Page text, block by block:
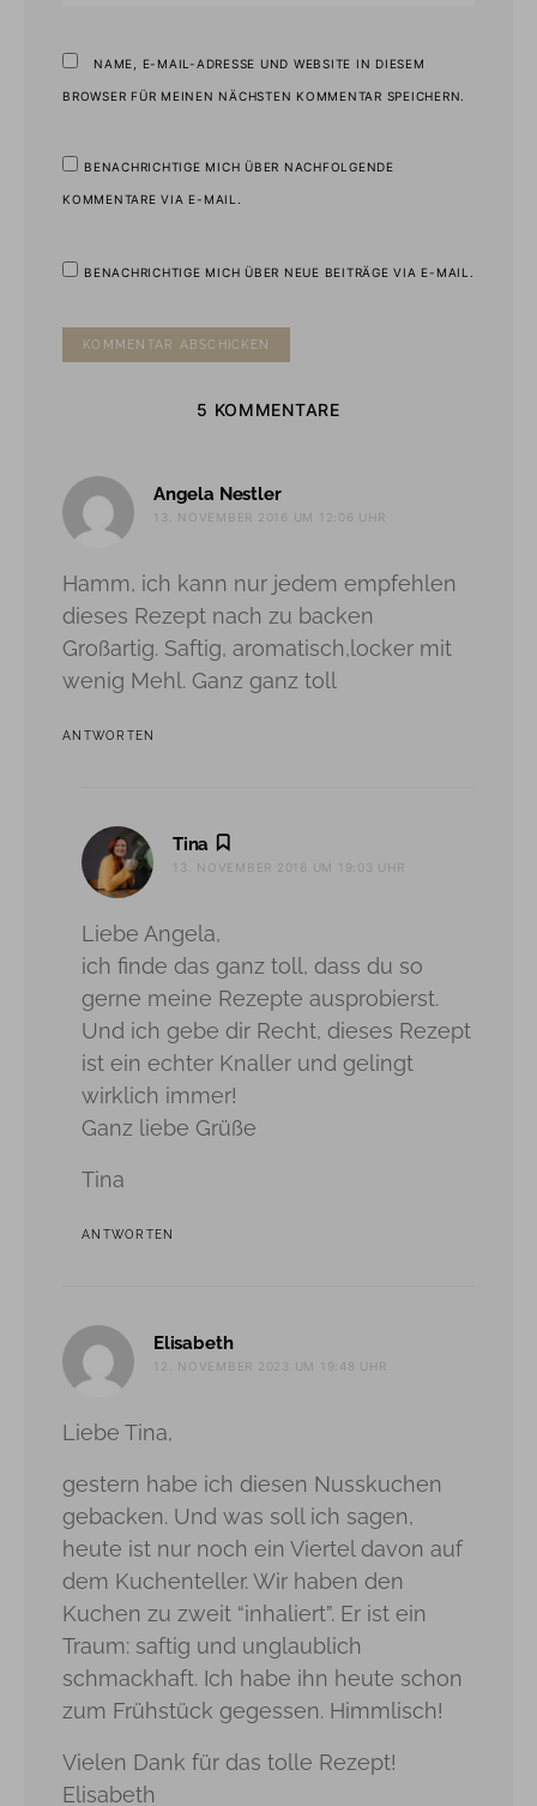
NAME, E-MAIL-ADRESSE UND WEBSITE IN DIESEM
BROWSER FÜR MEINEN NÄCHSTEN KOMMENTAR SPEICHERN.
BENACHRICHTIGE MICH ÜBER NACHFOLGENDE
KOMMENTARE VIA E-MAIL.
BENACHRICHTIGE MICH ÜBER NEUE BEITRÄGE VIA E-MAIL.
5 KOMMENTARE
Angela Nestlersagt:
13. NOVEMBER 2016 UM 12:06 UHR
Hamm, ich kann nur jedem empfehlen
dieses Rezept nach zu backen
Großartig. Saftig, aromatisch,locker mit
wenig Mehl. Ganz ganz toll
ANTWORTEN
Tina
13. NOVEMBER 2016 UM 19:03 UHR
Liebe Angela,
ich finde das ganz toll, dass du so
gerne meine Rezepte ausprobierst.
Und ich gebe dir Recht, dieses Rezept
ist ein echter Knaller und gelingt
wirklich immer!
Ganz liebe Grüße
Tina
ANTWORTEN
Elisabethsagt:
12. NOVEMBER 2023 UM 19:48 UHR
Liebe Tina,
gestern habe ich diesen Nusskuchen
gebacken. Und was soll ich sagen,
heute ist nur noch ein Viertel davon auf
dem Kuchenteller. Wir haben den
Kuchen zu zweit “inhaliert”. Er ist ein
Traum: saftig und unglaublich
schmackhaft. Ich habe ihn heute schon
zum Frühstück gegessen. Himmlisch!
Vielen Dank für das tolle Rezept!
Elisabeth